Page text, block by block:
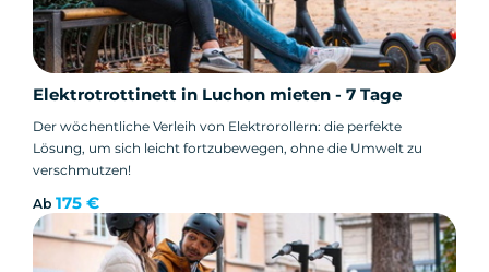
Elektrotrottinett in Luchon mieten - 7 Tage
Der wöchentliche Verleih von Elektrorollern: die perfekte
Lösung, um sich leicht fortzubewegen, ohne die Umwelt zu
verschmutzen!
Ab 175 €